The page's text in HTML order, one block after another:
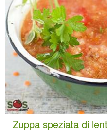
Zuppa speziata di